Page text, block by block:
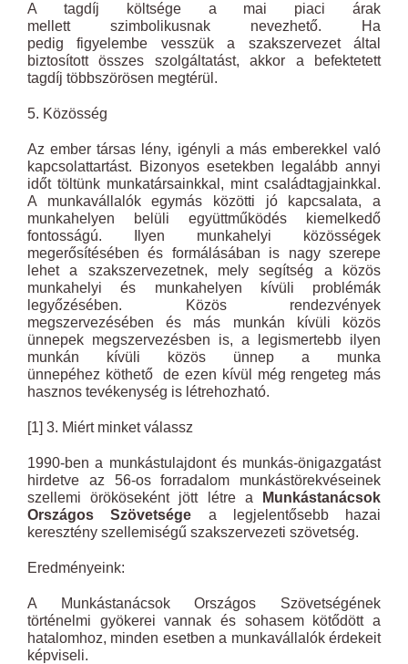
A tagdíj költsége a mai piaci árak
mellett szimbolikusnak nevezhető. Ha
pedig figyelembe vesszük a szakszervezet által
biztosított összes szolgáltatást, akkor a befektetett
tagdíj többszörösen megtérül.
5. Közösség
Az ember társas lény, igényli a más emberekkel való
kapcsolattartást. Bizonyos esetekben legalább annyi
időt töltünk munkatársainkkal, mint családtagjainkkal.
A munkavállalók egymás közötti jó kapcsalata, a
munkahelyen belüli együttműködés kiemelkedő
fontosságú. Ilyen munkahelyi közösségek
megerősítésében és formálásában is nagy szerepe
lehet a szakszervezetnek, mely segítség a közös
munkahelyi és munkahelyen kívüli problémák
legyőzésében. Közös rendezvények
megszervezésében és más munkán kívüli közös
ünnepek megszervezésben is, a legismertebb ilyen
munkán kívüli közös ünnep a munka
ünnepéhez köthető de ezen kívül még rengeteg más
hasznos tevékenység is létrehozható.
[1] 3. Miért minket válassz
1990-ben a munkástulajdont és munkás-önigazgatást
hirdetve az 56-os forradalom munkástörekvéseinek
szellemi örököseként jött létre a
Munkástanácsok
Országos Szövetsége a legjelentősebb hazai
keresztény szellemiségű szakszervezeti szövetség.
Eredményeink:
A Munkástanácsok Országos Szövetségének
történelmi gyökerei vannak és sohasem kötődött a
hatalomhoz, minden esetben a munkavállalók érdekeit
képviseli.